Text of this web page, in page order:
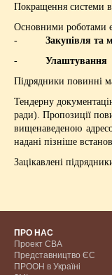
Покращення системи
Основними роботами
- Закупівля та
- Улаштування
Підрядники повинні
Тендерну
ради). Пропозиції
вищенаведеною
надані пізніше
Зацікавлені
ПРО НАС
Проект CBA
Представництво ЄС
ПРООН в Україні